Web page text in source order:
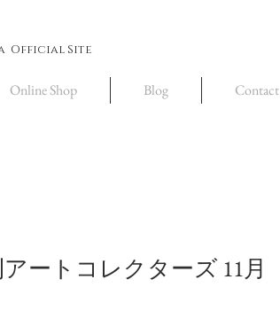
Official Site
Online Shop Blog Contact
ートコレクターズ 11月